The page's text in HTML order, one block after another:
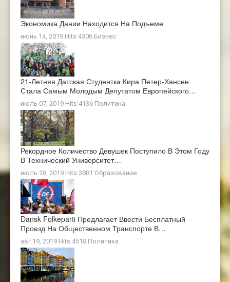
Экономика Дании Находится На Подъеме
июнь 14, 2019 Hits:4306 Бизнес
21-Летняя Датская Студентка Кира Петер-Хансен
Стала Самым Молодым Депутатом Европейского…
июль 07, 2019 Hits:4136 Политика
Рекордное Количество Девушек Поступило В Этом Году
В Технический Университет…
июль 28, 2019 Hits:3881 Образование
Dansk Folkeparti Предлагает Ввести Бесплатный
Проезд На Общественном Транспорте В…
авг 19, 2019 Hits:4518 Политика